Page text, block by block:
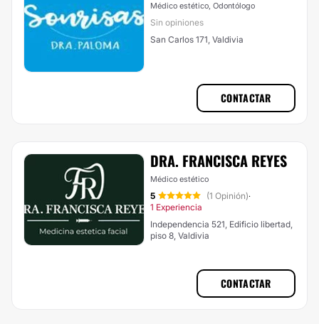
Médico estético, Odontólogo
Sin opiniones
San Carlos 171, Valdivia
CONTACTAR
DRA. FRANCISCA REYES
Médico estético
5 (1 Opinión)·
1 Experiencia
Independencia 521, Edificio libertad,
piso 8, Valdivia
CONTACTAR